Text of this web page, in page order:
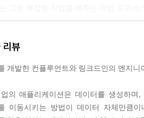
로세싱 개념 ...... 285
트림즈 사용 예 ...... 300
로세싱 이용 사례 ...... 313
로세싱 프레임워크 선택하기 ...... 315
어느 것이든 관계없이 그 브로커가 갖
표 10-8과 같다. --- p.259
다윈(Darwin)을 기반으로 한다(다윈은
맞게 설계된 애플리케이션을 그리 어렵
리뷰
개발한 컨플루언트와 링크드인의 엔지
의 애플리케이션은 데이터를 생성하
이동시키는 방법이 데이터 자체만큼